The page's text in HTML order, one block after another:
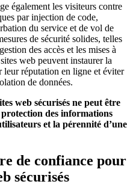
également les visiteurs contre
par injection de code,
du service et de vol de
de sécurité solides, telles
des accès et les mises à
web peuvent instaurer la
leur réputation en ligne et éviter
de données.
web sécurisés ne peut être
des informations
et la pérennité d’une
de confiance pour
sécurisés